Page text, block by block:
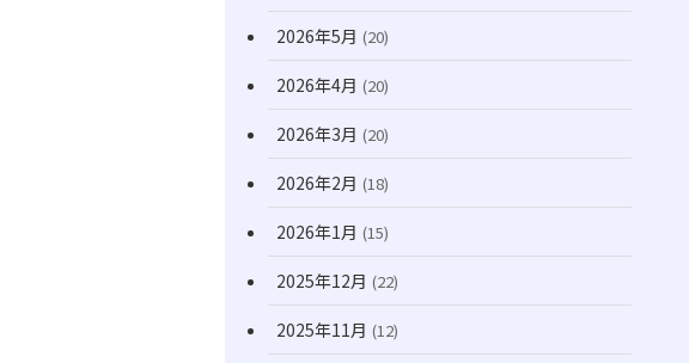
(10)
(21)
(170)
2026年5月 (20)
2026年4月 (20)
2026年3月 (20)
2026年2月 (18)
2026年1月 (15)
2025年12月 (22)
2025年11月 (12)